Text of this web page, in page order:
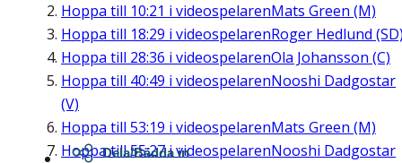
Hoppa till 10:21 i videospelarenMats Green (M)
Hoppa till 18:29 i videospelarenRoger Hedlund
Hoppa till 28:36 i videospelarenOla Johansson (C)
Hoppa till 40:49 i videospelarenNooshi Dadgostar
(V)
Hoppa till 53:19 i videospelarenMats Green (M)
Hoppa till55:27i videospelarenNooshi Dadgostar
Dela/Bädda in